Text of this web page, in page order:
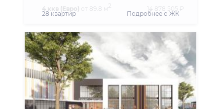
4 ккв (Евро)
от 89.8 м2 14 878 505 ₽
28 квартир Подробнее о ЖК